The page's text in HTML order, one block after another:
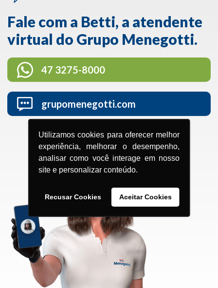
Utilizamos cookies para oferecer melhor
experiência, melhorar o desempenho,
analisar como você interage em nosso
site e personalizar conteúdo.
Recusar Cookies Aceitar Cookies
Fale com a Betti, a atendente
virtual do Grupo Menegotti.
47 3275-8000
grupomenegotti.com